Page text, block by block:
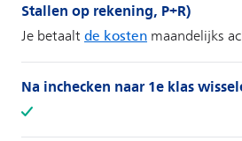
Stallen op rekening, P+R)
Je betaalt de kosten maandelijks
Na inchecken naar 1e klas